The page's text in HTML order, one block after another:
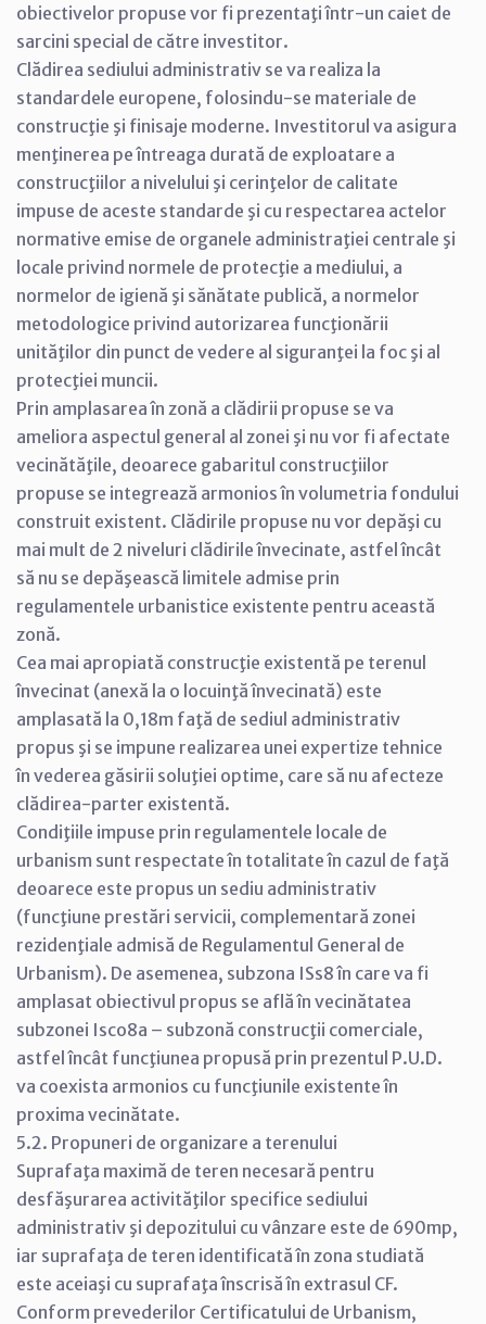
obiectivelor propuse vor fi prezentaţi într-un caiet de
sarcini special de către investitor.
Clădirea sediului administrativ se va realiza la
standardele europene, folosindu-se materiale de
construcţie şi finisaje moderne. Investitorul va asigura
menţinerea pe întreaga durată de exploatare a
construcţiilor a nivelului şi cerinţelor de calitate
impuse de aceste standarde şi cu respectarea actelor
normative emise de organele administraţiei centrale şi
locale privind normele de protecţie a mediului, a
normelor de igienă şi sănătate publică, a normelor
metodologice privind autorizarea funcţionării
unităţilor din punct de vedere al siguranţei la foc şi al
protecţiei muncii.
Prin amplasarea în zonă a clădirii propuse se va
ameliora aspectul general al zonei şi nu vor fi afectate
vecinătăţile, deoarece gabaritul construcţiilor
propuse se integrează armonios în volumetria fondului
construit existent. Clădirile propuse nu vor depăşi cu
mai mult de 2 niveluri clădirile învecinate, astfel încât
să nu se depăşească limitele admise prin
regulamentele urbanistice existente pentru această
zonă.
Cea mai apropiată construcţie existentă pe terenul
învecinat (anexă la o locuinţă învecinată) este
amplasată la 0,18m faţă de sediul administrativ
propus şi se impune realizarea unei expertize tehnice
în vederea găsirii soluţiei optime, care să nu afecteze
clădirea-parter existentă.
Condiţiile impuse prin regulamentele locale de
urbanism sunt respectate în totalitate în cazul de faţă
deoarece este propus un sediu administrativ
(funcţiune prestări servicii, complementară zonei
rezidenţiale admisă de Regulamentul General de
Urbanism). De asemenea, subzona ISs8 în care va fi
amplasat obiectivul propus se află în vecinătatea
subzonei Isco8a – subzonă construcţii comerciale,
astfel încât funcţiunea propusă prin prezentul P.U.D.
va coexista armonios cu funcţiunile existente în
proxima vecinătate.
5.2. Propuneri de organizare a terenului
Suprafaţa maximă de teren necesară pentru
desfăşurarea activităţilor specifice sediului
administrativ şi depozitului cu vânzare este de 690mp,
iar suprafaţa de teren identificată în zona studiată
este aceiaşi cu suprafaţa înscrisă în extrasul CF.
Conform prevederilor Certificatului de Urbanism,